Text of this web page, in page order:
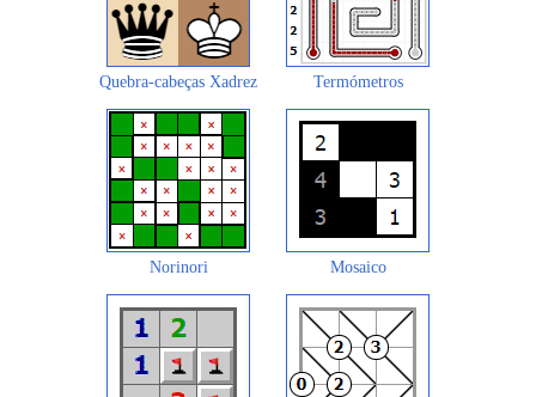
Quebra-cabeças Xadrez Termómetros
Norinori Mosaico